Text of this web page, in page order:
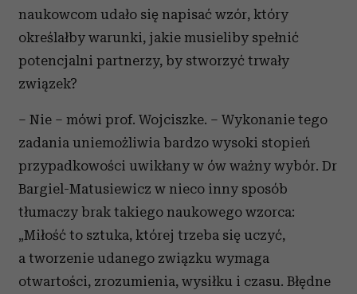
naukowcom udało się napisać wzór, który
określałby warunki, jakie musieliby spełnić
potencjalni partnerzy, by stworzyć trwały
związek?
– Nie – mówi prof. Wojciszke. – Wykonanie tego
zadania uniemożliwia bardzo wysoki stopień
przypadkowości uwikłany w ów ważny wybór. Dr
Bargiel-Matusiewicz w nieco inny sposób
tłumaczy brak takiego naukowego wzorca:
„Miłość to sztuka, której trzeba się uczyć,
a tworzenie udanego związku wymaga
otwartości, zrozumienia, wysiłku i czasu. Błędne